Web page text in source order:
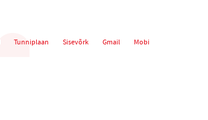
Tunniplaan Sisevõrk Gmail Mobi